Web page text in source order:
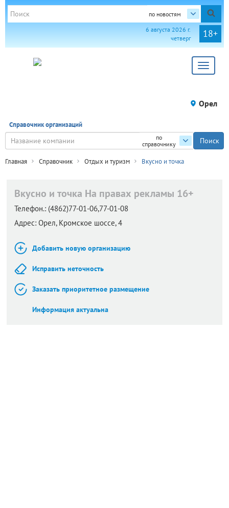
по новостям
18+
6 августа 2026 г.
четверг
Toggle
Орел
Справочник организаций
по
справочнику
Главная Справочник Отдых и туризм Вкусно и точка
Вкусно и точка На правах рекламы 16+
Телефон.: (4862)77-01-06,77-01-08
Адрес: Орел, Кромское шоссе, 4
Добавить новую организацию
Исправить неточность
Заказать приоритетное размещение
Информация актуальна